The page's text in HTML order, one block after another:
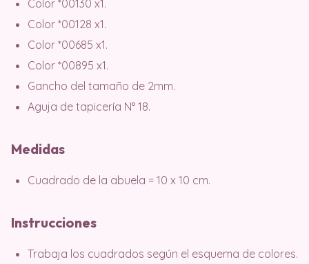
Color *00130 x1.
Color *00128 x1.
Color *00685 x1.
Color *00895 x1.
Gancho del tamaño de 2mm.
Aguja de tapicería N° 18.
Medidas
Cuadrado de la abuela = 10 x 10 cm.
Instrucciones
Trabaja los cuadrados según el esquema de colores.